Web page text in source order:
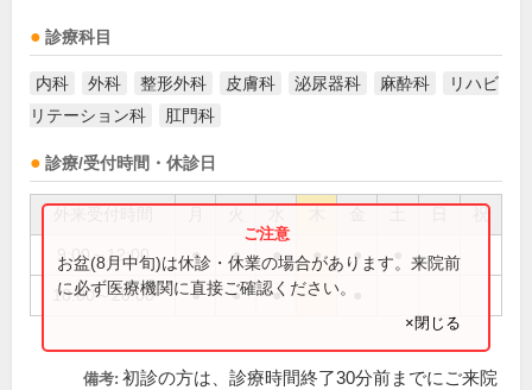
診療科目
内科 外科 整形外科 皮膚科 泌尿器科 麻酔科
リハビ
リテーション科
肛門科
診療/受付時間・休診日
祝
9:00～12:00 ● ● ● ● ●
18:00～20:00 ● ● ●
お盆(8月中旬)は休診・休業の場合があります。来院前
に必ず医療機関に直接ご確認ください。
×閉じる
備考: 初診の方は、診療時間終了30分前までにご来院